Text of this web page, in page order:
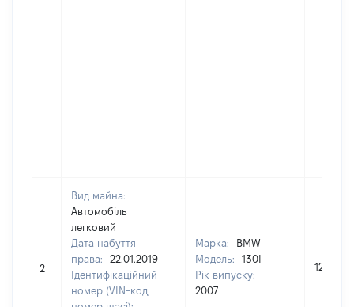
2
Вид майна:
Автомобіль
легковий
Дата набуття
права:
22.01.2019
Ідентифікаційний
номер (VIN-код,
Марка:
BMW
Модель:
130I
Рік випуску:
2007
120000